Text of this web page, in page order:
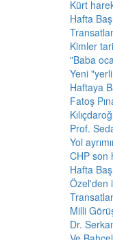
Kürt
Hafta
Kimler
"Baba
Yeni
Haftaya
Fatoş
Prof.
Yol
CHP son
Hafta
Özel'den
Milli
Dr.